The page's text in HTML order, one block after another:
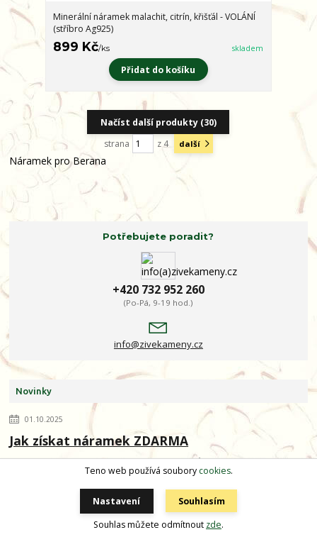
Minerální náramek malachit, citrín, křišťál - VOLÁNÍ
(stříbro Ag925)
899 Kč/ks skladem
Přidat do košíku
Načíst další produkty (30)
strana
z 4 další
Náramek pro Berana
Potřebujete poradit?
+420 732 952 260
(Po-Pá, 9-19 hod.)
info@zivekameny.cz
Novinky
01.10.2025
Jak získat náramek ZDARMA
1.Vyberte si libovolné zboží v našem e-obchůdkuv hodnotě nad 1
990 Kč a vložte je do košíku. 2. Zaškrtněte "Chci využít slevový
kupón" a vložte ...číst celé
Teno web používá soubory cookies.
Nastavení
Souhlasím
Souhlas můžete odmítnout zde.